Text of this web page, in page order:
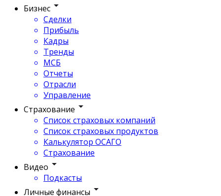
Бизнес
Сделки
Прибыль
Кадры
Тренды
МСБ
Отчеты
Отрасли
Управление
Страхование
Список страховых компаний
Список страховых продуктов
Калькулятор ОСАГО
Страхование
Видео
Подкасты
Личные финансы